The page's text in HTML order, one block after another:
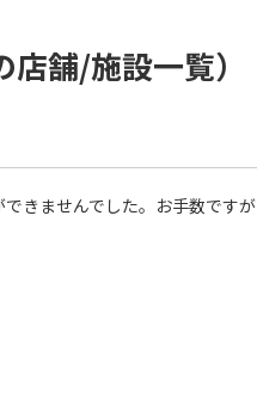
舗/施設一覧）
きませんでした。お手数ですが